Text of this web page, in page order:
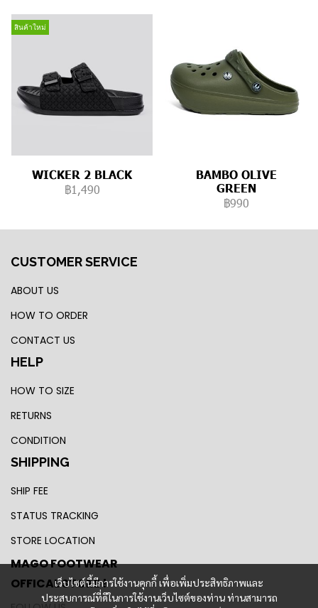
สินค้าใหม่
WICKER 2 BLACK
฿1,490
BAMBO OLIVE
GREEN
฿990
เว็บไซต์นี้มีการใช้งานคุกกี้ เพื่อเพิ่มประสิทธิภาพและ
ประสบการณ์ที่ดีในการใช้งานเว็บไซต์ของท่าน ท่านสามารถ
CUSTOMER SERVICE
ABOUT US
HOW TO ORDER
CONTACT US
HELP
HOW TO SIZE
RETURNS
CONDITION
SHIPPING
SHIP FEE
STATUS TRACKING
STORE LOCATION
MAGO FOOTWEAR
OFFICAL STORE !